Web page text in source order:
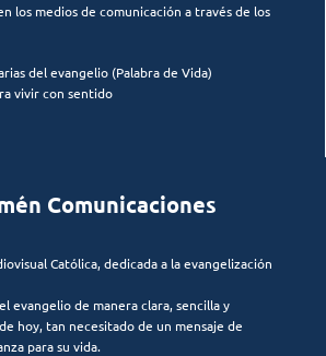
los medios de comunicación a través de los
del evangelio (Palabra de Vida)
vivir con sentido
Comunicaciones
Católica, dedicada a la evangelización
evangelio de manera clara, sencilla y
hoy, tan necesitado de un mensaje de
para su vida.